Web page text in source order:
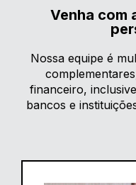
Venha com
Nossa equipe é
financeiro,
bancos e